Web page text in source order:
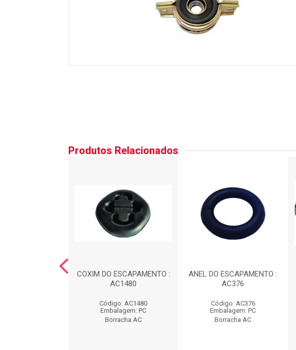
Produtos Relacionados
COXIM DO ESCAPAMENTO :
AC1480
Código: AC1480
Embalagem: PC
Borracha AC
ANEL DO ESCAPAMENTO :
AC376
Código: AC376
Embalagem: PC
Borracha AC